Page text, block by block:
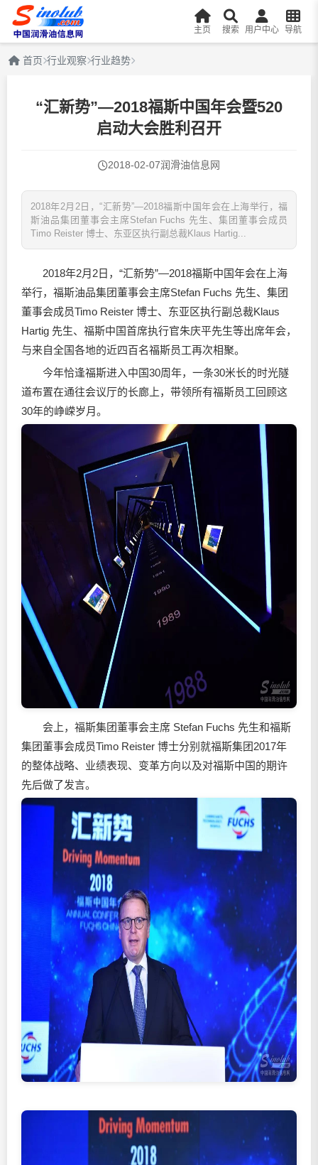
主页 搜索 用户中心 导航
首页 行业观察 行业趋势
“汇新势”—2018福斯中国年会暨520
启动大会胜利召开
2018-02-07润滑油信息网
2018年2月2日，“汇新势”—2018福斯中国年会在上海举行，福
斯油品集团董事会主席Stefan Fuchs 先生、集团董事会成员
Timo Reister 博士、东亚区执行副总裁Klaus Hartig...
2018年2月2日，“汇新势”—2018福斯中国年会在上海
举行，福斯油品集团董事会主席Stefan Fuchs 先生、集团
董事会成员Timo Reister 博士、东亚区执行副总裁Klaus
Hartig 先生、福斯中国首席执行官朱庆平先生等出席年会，
与来自全国各地的近四百名福斯员工再次相聚。
今年恰逢福斯进入中国30周年，一条30米长的时光隧
道布置在通往会议厅的长廊上，带领所有福斯员工回顾这
30年的峥嵘岁月。
会上，福斯集团董事会主席 Stefan Fuchs 先生和福斯
集团董事会成员Timo Reister 博士分别就福斯集团2017年
的整体战略、业绩表现、变革方向以及对福斯中国的期许
先后做了发言。